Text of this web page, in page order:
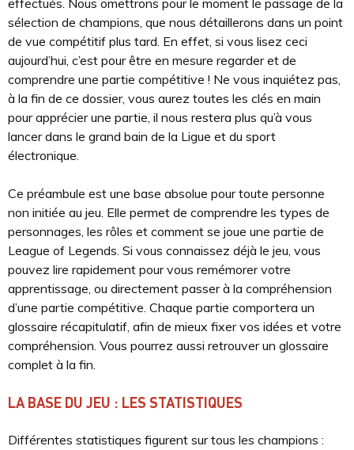
effectués. Nous omettrons pour le moment le passage de la
sélection de champions, que nous détaillerons dans un point
de vue compétitif plus tard. En effet, si vous lisez ceci
aujourd’hui, c’est pour être en mesure regarder et de
comprendre une partie compétitive ! Ne vous inquiétez pas,
à la fin de ce dossier, vous aurez toutes les clés en main
pour apprécier une partie, il nous restera plus qu’à vous
lancer dans le grand bain de la Ligue et du sport
électronique.
Ce préambule est une base absolue pour toute personne
non initiée au jeu. Elle permet de comprendre les types de
personnages, les rôles et comment se joue une partie de
League of Legends. Si vous connaissez déjà le jeu, vous
pouvez lire rapidement pour vous remémorer votre
apprentissage, ou directement passer à la compréhension
d’une partie compétitive. Chaque partie comportera un
glossaire récapitulatif, afin de mieux fixer vos idées et votre
compréhension. Vous pourrez aussi retrouver un glossaire
complet à la fin.
LA BASE DU JEU : LES STATISTIQUES
Différentes statistiques figurent sur tous les champions :